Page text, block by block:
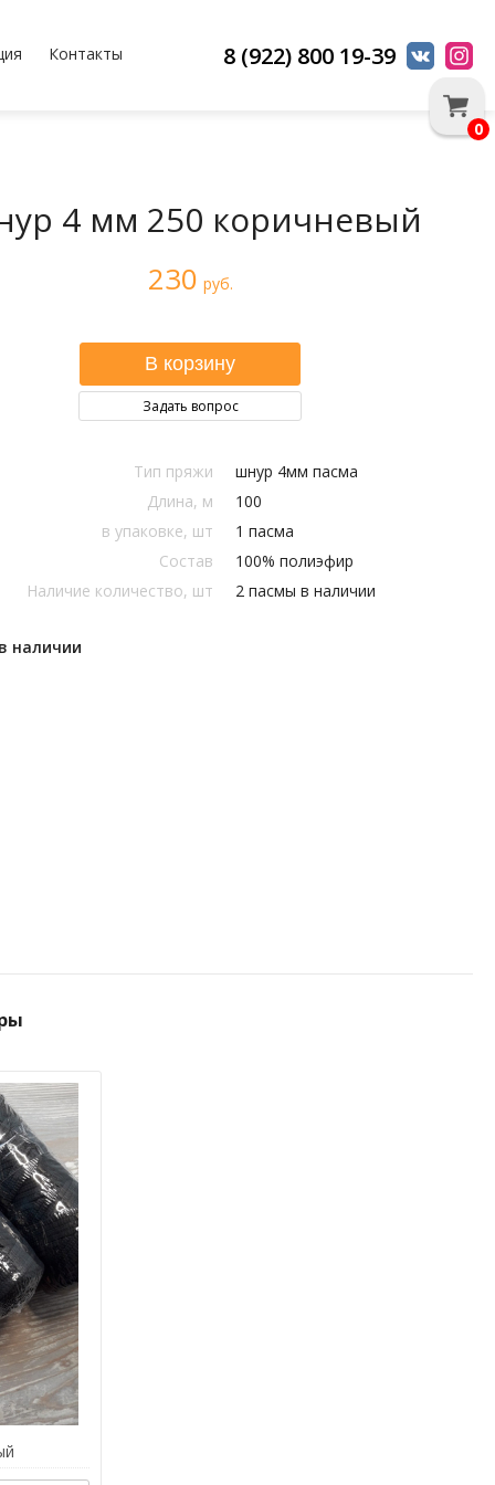
Контакты 8 (922) 800 19-39
4 мм 250 коричневый
230 руб.
Задать вопрос
Тип пряжи
шнур 4мм пасма
Длина, м
100
в упаковке, шт
1 пасма
Состав
100% полиэфир
Наличие количество, шт
2 пасмы в наличии
наличии
0